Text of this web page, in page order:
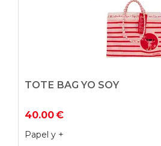
TOTE BAG YO SOY
40.00€
Papel y +